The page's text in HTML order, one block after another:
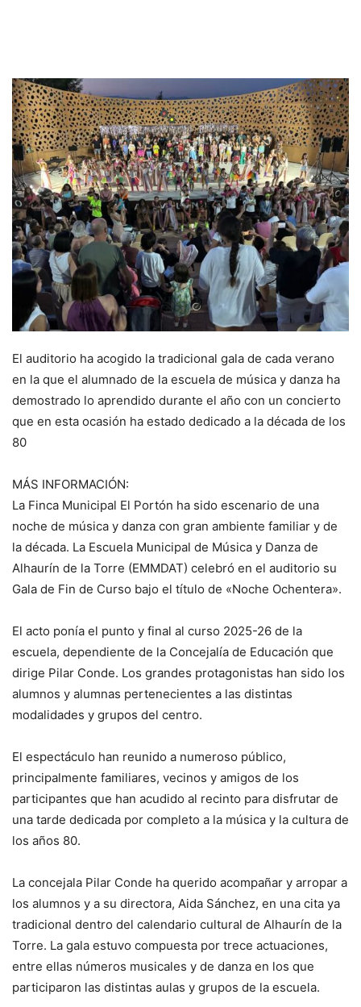
El auditorio ha acogido la tradicional gala de cada verano
en la que el alumnado de la escuela de música y danza ha
demostrado lo aprendido durante el año con un concierto
que en esta ocasión ha estado dedicado a la década de los
80
MÁS INFORMACIÓN:
La Finca Municipal El Portón ha sido escenario de una
noche de música y danza con gran ambiente familiar y de
la década. La Escuela Municipal de Música y Danza de
Alhaurín de la Torre (EMMDAT) celebró en el auditorio su
Gala de Fin de Curso bajo el título de «Noche Ochentera».
El acto ponía el punto y final al curso 2025-26 de la
escuela, dependiente de la Concejalía de Educación que
dirige Pilar Conde. Los grandes protagonistas han sido los
alumnos y alumnas pertenecientes a las distintas
modalidades y grupos del centro.
El espectáculo han reunido a numeroso público,
principalmente familiares, vecinos y amigos de los
participantes que han acudido al recinto para disfrutar de
una tarde dedicada por completo a la música y la cultura de
los años 80.
La concejala Pilar Conde ha querido acompañar y arropar a
los alumnos y a su directora, Aida Sánchez, en una cita ya
tradicional dentro del calendario cultural de Alhaurín de la
Torre. La gala estuvo compuesta por trece actuaciones,
entre ellas números musicales y de danza en los que
participaron las distintas aulas y grupos de la escuela.